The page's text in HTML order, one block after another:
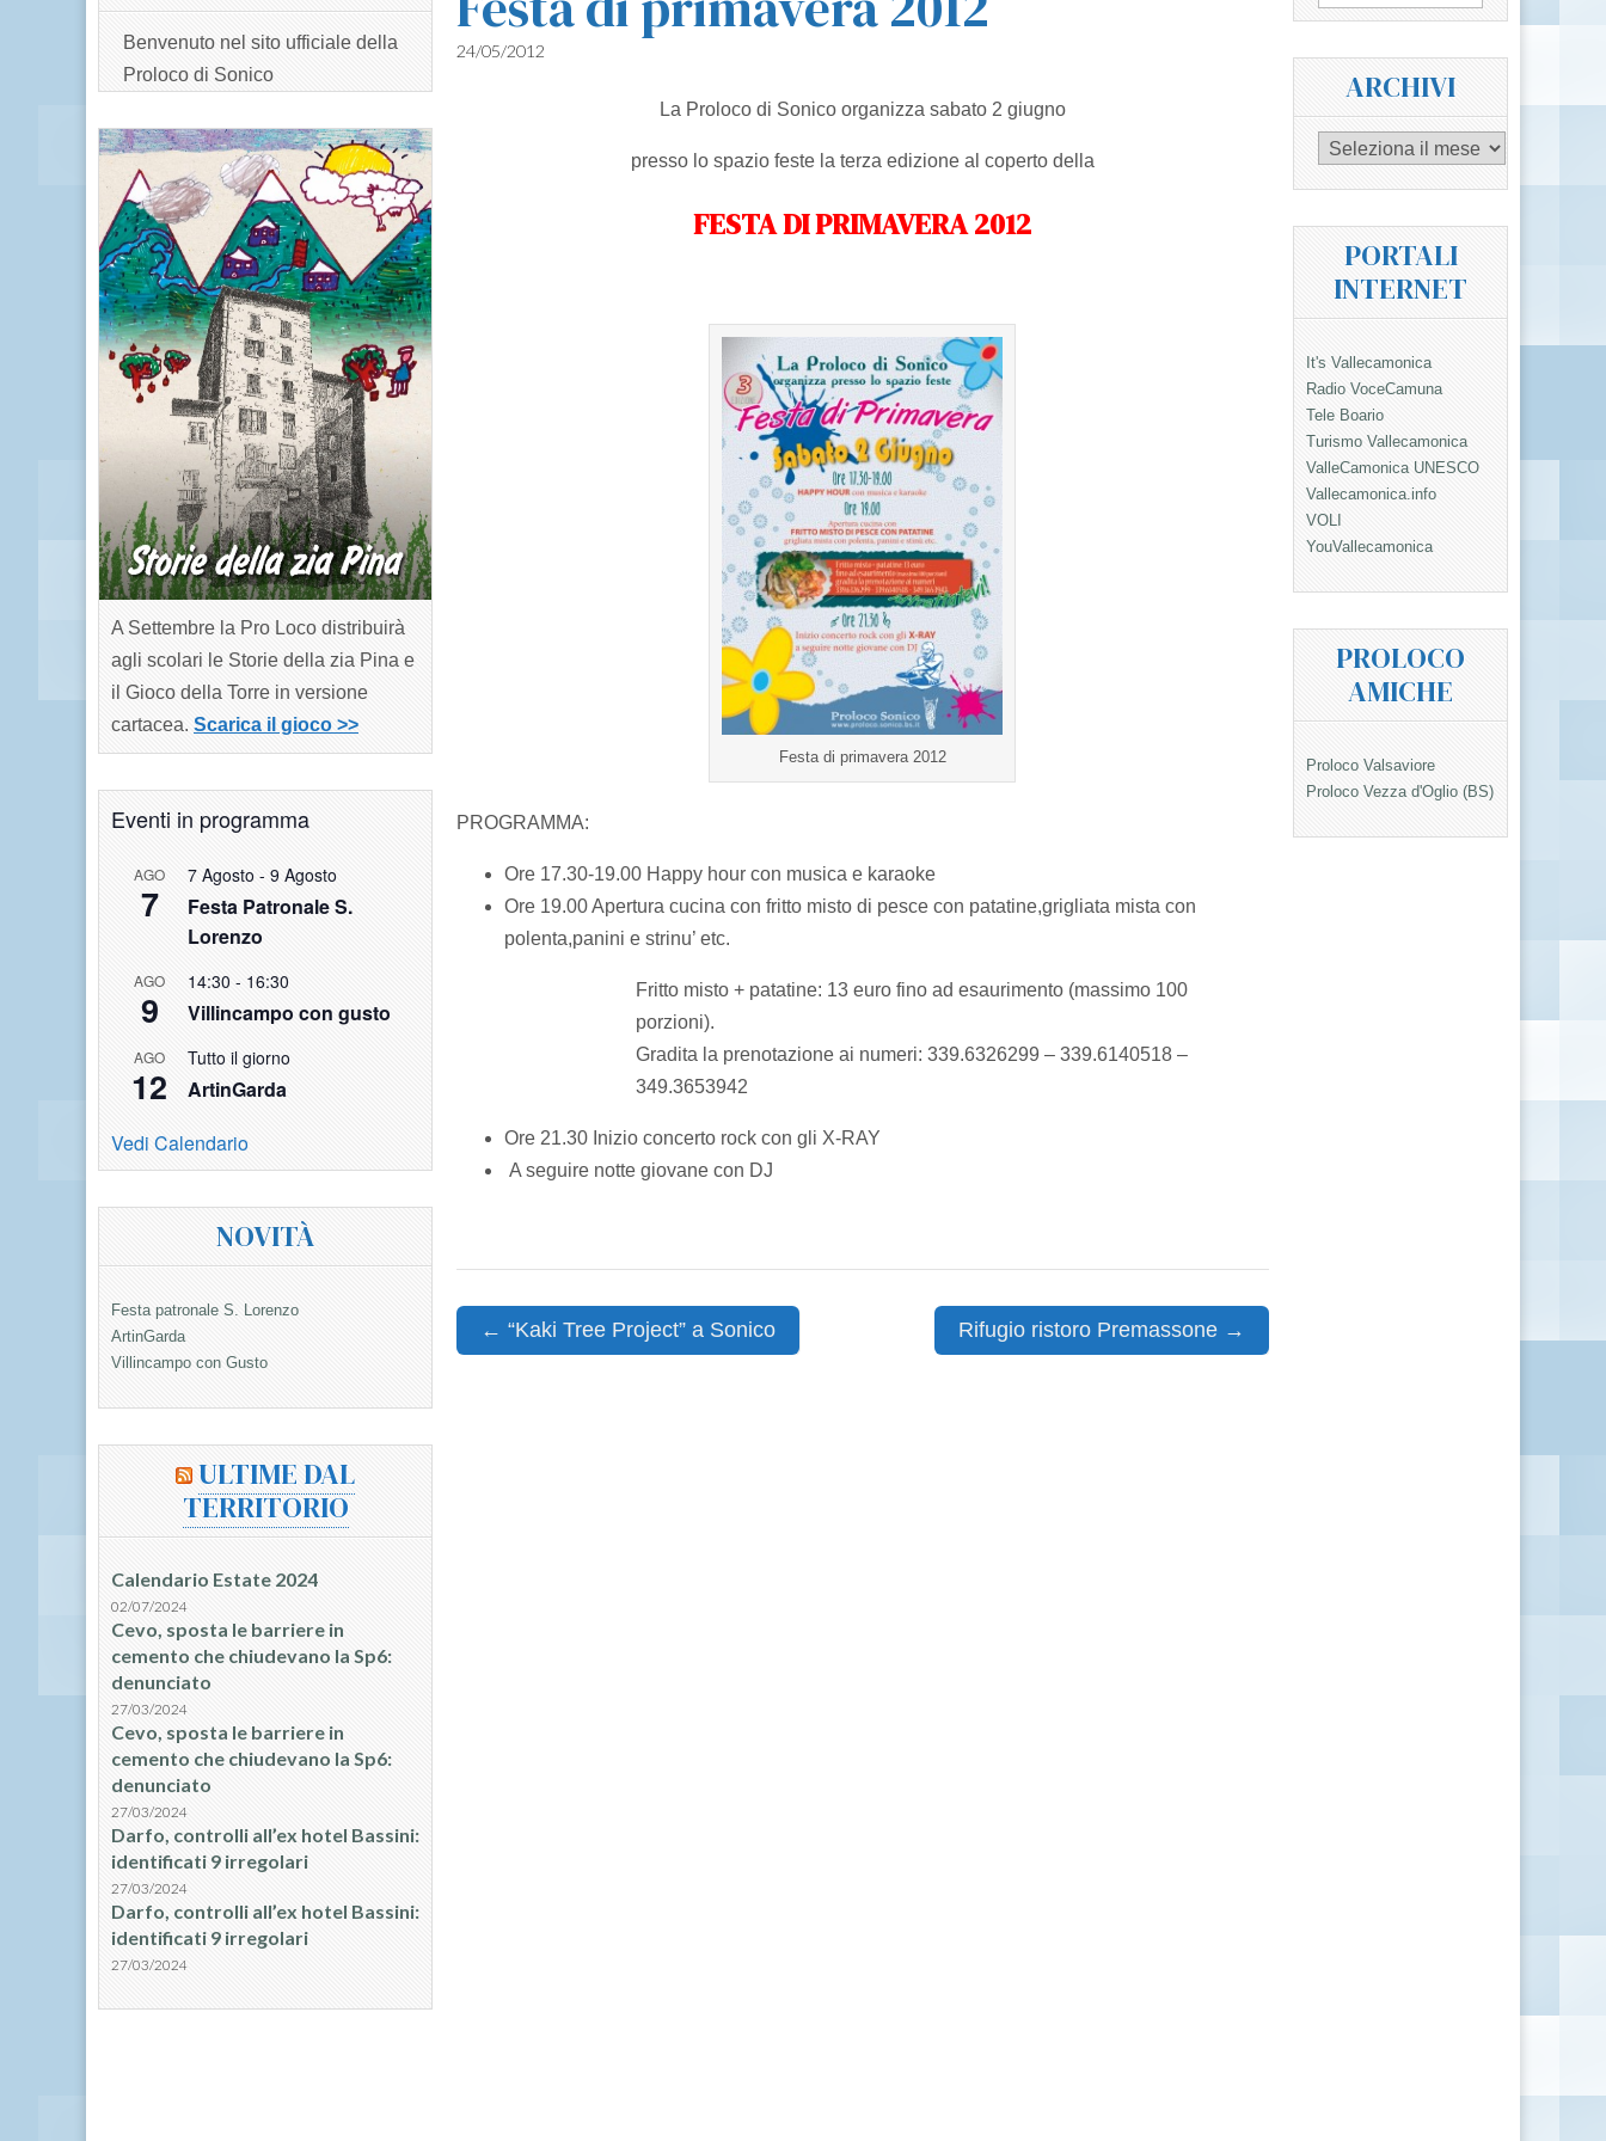
24/05/2012
La Proloco di Sonico organizza sabato 2 giugno
presso lo spazio feste la terza edizione al coperto della
FESTA DI PRIMAVERA 2012
Festa di primavera 2012
PROGRAMMA:
Ore 17.30-19.00 Happy hour con musica e karaoke
Ore 19.00 Apertura cucina con fritto misto di pesce con patatine,grigliata mista con
polenta,panini e strinu’ etc.
Fritto misto + patatine: 13 euro fino ad esaurimento (massimo 100
porzioni).
Gradita la prenotazione ai numeri: 339.6326299 – 339.6140518 –
349.3653942
Ore 21.30 Inizio concerto rock con gli X-RAY
A seguire notte giovane con DJ
navigation
← “Kaki Tree Project” a Sonico Rifugio ristoro Premassone →
Benvenuto nel sito ufficiale della
Proloco di Sonico
A Settembre la Pro Loco distribuirà
agli scolari le Storie della zia Pina e
il Gioco della Torre in versione
cartacea. Scarica il gioco >>
Eventi in programma
AGO
7
7 Agosto - 9 Agosto
Festa Patronale S.
Lorenzo
AGO
9
14:30 - 16:30
Villincampo con gusto
AGO
12
Tutto il giorno
ArtinGarda
Vedi Calendario
NOVITÀ
Festa patronale S. Lorenzo
ArtinGarda
Villincampo con Gusto
ULTIME DAL
TERRITORIO
Calendario Estate 2024
02/07/2024
Cevo, sposta le barriere in
cemento che chiudevano la Sp6:
denunciato
27/03/2024
Cevo, sposta le barriere in
cemento che chiudevano la Sp6:
denunciato
27/03/2024
Darfo, controlli all’ex hotel Bassini:
identificati 9 irregolari
27/03/2024
Darfo, controlli all’ex hotel Bassini:
identificati 9 irregolari
27/03/2024
per:
ARCHIVI
Archivi
PORTALI
INTERNET
It's Vallecamonica
Radio VoceCamuna
Tele Boario
Turismo Vallecamonica
ValleCamonica UNESCO
Vallecamonica.info
VOLI
YouVallecamonica
PROLOCO
AMICHE
Proloco Valsaviore
Proloco Vezza d'Oglio (BS)